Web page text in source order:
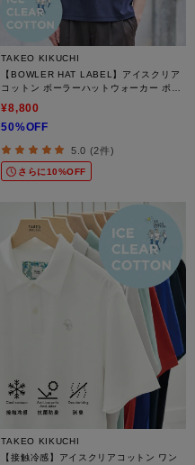
TAKEO KIKUCHI
【BOWLER HAT LABEL】アイスクリア
コットン ボーラーハットウォーカー ポロ
¥8,800
50%OFF
5.0 (2件)
さらに10%OFF
TAKEO KIKUCHI
【接触冷感】アイスクリアコットン ワン